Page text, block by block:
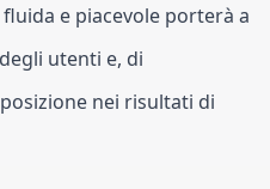
e piacevole porterà a
utenti e, di
nei risultati di